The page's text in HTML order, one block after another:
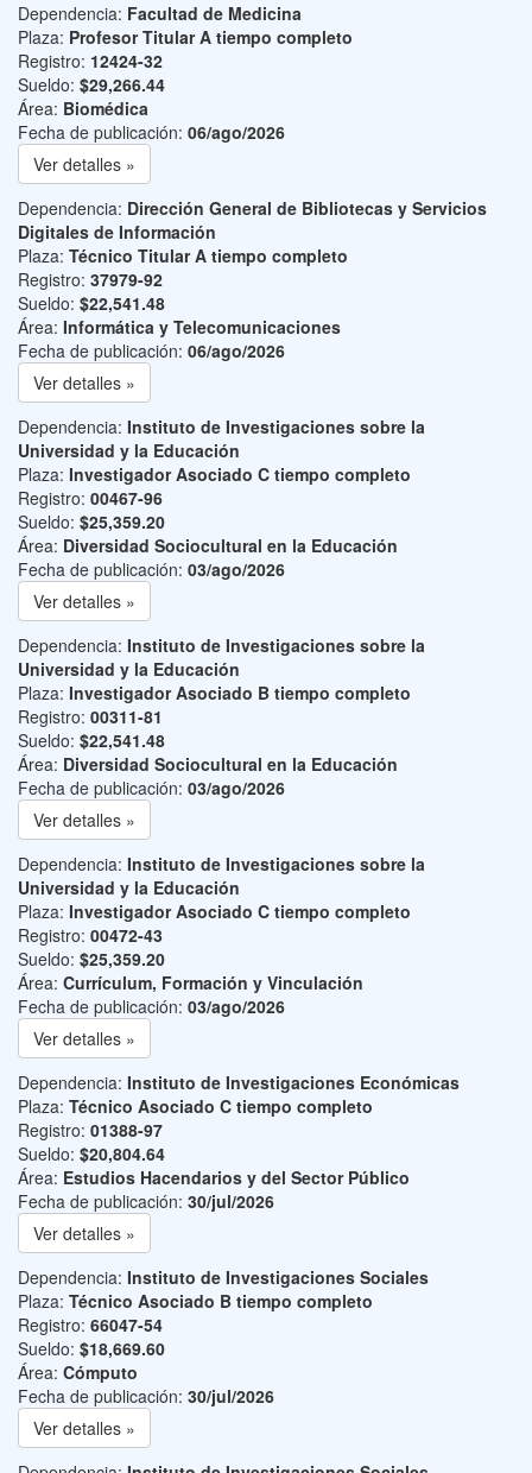
Dependencia: Facultad de Medicina
Plaza: Profesor Titular A tiempo completo
Registro: 12424-32
Sueldo: $29,266.44
Área: Biomédica
Fecha de publicación: 06/ago/2026
Ver detalles »
Dependencia: Dirección General de Bibliotecas y Servicios
Digitales de Información
Plaza: Técnico Titular A tiempo completo
Registro: 37979-92
Sueldo: $22,541.48
Área: Informática y Telecomunicaciones
Fecha de publicación: 06/ago/2026
Ver detalles »
Dependencia: Instituto de Investigaciones sobre la
Universidad y la Educación
Plaza: Investigador Asociado C tiempo completo
Registro: 00467-96
Sueldo: $25,359.20
Área: Diversidad Sociocultural en la Educación
Fecha de publicación: 03/ago/2026
Ver detalles »
Dependencia: Instituto de Investigaciones sobre la
Universidad y la Educación
Plaza: Investigador Asociado B tiempo completo
Registro: 00311-81
Sueldo: $22,541.48
Área: Diversidad Sociocultural en la Educación
Fecha de publicación: 03/ago/2026
Ver detalles »
Dependencia: Instituto de Investigaciones sobre la
Universidad y la Educación
Plaza: Investigador Asociado C tiempo completo
Registro: 00472-43
Sueldo: $25,359.20
Área: Currículum, Formación y Vinculación
Fecha de publicación: 03/ago/2026
Ver detalles »
Dependencia: Instituto de Investigaciones Económicas
Plaza: Técnico Asociado C tiempo completo
Registro: 01388-97
Sueldo: $20,804.64
Área: Estudios Hacendarios y del Sector Público
Fecha de publicación: 30/jul/2026
Ver detalles »
Dependencia: Instituto de Investigaciones Sociales
Plaza: Técnico Asociado B tiempo completo
Registro: 66047-54
Sueldo: $18,669.60
Área: Cómputo
Fecha de publicación: 30/jul/2026
Ver detalles »